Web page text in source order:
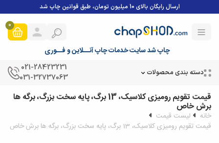
ارسال رایگان بالای 10 میلیون تومان، طبق قوانین چاپ شد
چاپ شد سایت خدمات چاپ آنــلاین و فــوری
0
دسته بندی محصولات
021-28423231
031-32737063
قیمت تقویم رومیزی کلاسیک، 13 برگ، پایه سخت بزرگ، برگه ها
برش خاص
خانه
لیست قیمت
قیمت تقویم رومیزی کلاسیک، 13 برگ، پایه سخت بزرگ، برگه ها برش خاص